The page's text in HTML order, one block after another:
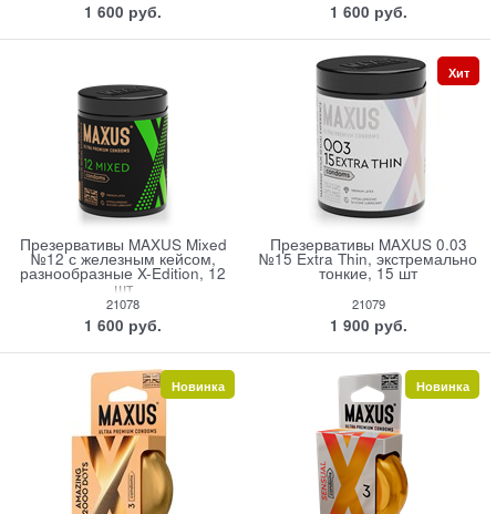
1 600 руб. 1 600 руб.
Презервативы MAXUS Mixed
№12 с железным кейсом,
разнообразные X-Edition, 12
шт
21078
1 600 руб.
Презервативы MAXUS 0.03
№15 Extra Thin, экстремально
тонкие, 15 шт
21079
1 900 руб.
Хит
Новинка Новинка